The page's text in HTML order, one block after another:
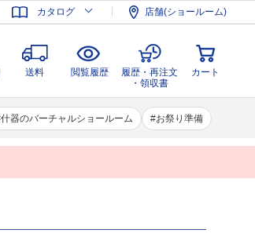
カタログ 店舗(ショールーム)
送料 閲覧履歴
履歴・再注文
・領収書
カート
什器のバーチャルショールーム お祭り準備
入り 送料 閲覧履歴
履歴・再注文
・領収書
カート